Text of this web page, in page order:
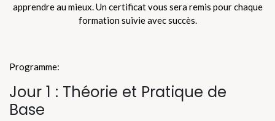
apprendre au mieux. Un certificat vous sera remis pour chaque
formation suivie avec succès.
Programme:
Jour 1 : Théorie et Pratique de
Base